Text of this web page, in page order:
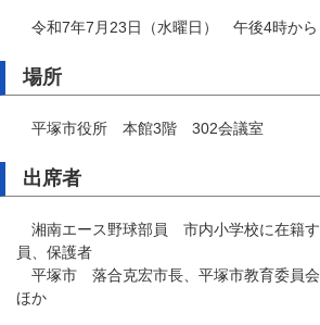
令和7年7月23日（水曜日） 午後4時から
場所
平塚市役所 本館3階 302会議室
出席者
湘南エース野球部員 市内小学校に在籍
員、保護者
平塚市 落合克宏市長、平塚市教育委員
ほか